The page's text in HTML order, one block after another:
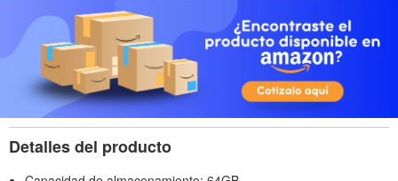
Detalles del producto